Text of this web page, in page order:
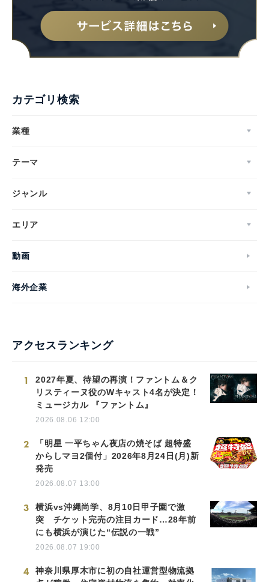
カテゴリ検索
業種
テーマ
ジャンル
エリア
動画
海外企業
アクセスランキング
1
2027年夏、待望の再演！ファントム＆ク
リスティーヌ役のWキャスト4名が決定！
ミュージカル 『ファントム』
2026.08.06 12:00
2
「明星 一平ちゃん夜店の焼そば 超特盛
からしマヨ2個付」2026年8月24日(月)新
発売
2026.08.07 13:00
3
横浜vs沖縄尚学、8月10日甲子園で激
突 チケット完売の注目カード…28年前
にも横浜が演じた“伝説の一戦”
2026.08.07 19:00
4
神奈川県厚木市に初の自社運営型物流拠